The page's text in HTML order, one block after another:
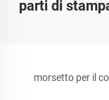
parti di
morsetto per il